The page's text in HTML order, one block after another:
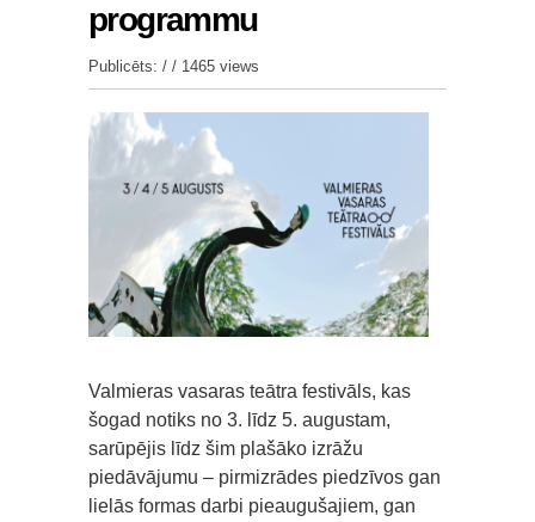
programmu
Publicēts: / / 1465 views
Valmieras vasaras teātra festivāls, kas
šogad notiks no 3. līdz 5. augustam,
sarūpējis līdz šim plašāko izrāžu
piedāvājumu – pirmizrādes piedzīvos gan
lielās formas darbi pieaugušajiem, gan